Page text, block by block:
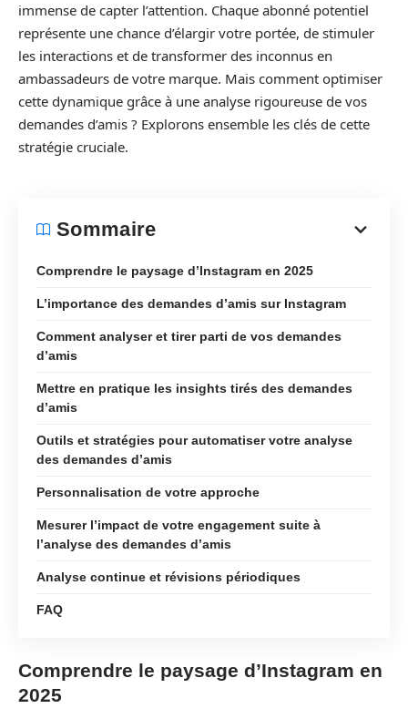
immense de capter l’attention. Chaque abonné potentiel
représente une chance d’élargir votre portée, de stimuler
les interactions et de transformer des inconnus en
ambassadeurs de votre marque. Mais comment optimiser
cette dynamique grâce à une analyse rigoureuse de vos
demandes d’amis ? Explorons ensemble les clés de cette
stratégie cruciale.
Sommaire
Comprendre le paysage d’Instagram en 2025
L’importance des demandes d’amis sur Instagram
Comment analyser et tirer parti de vos demandes
d’amis
Mettre en pratique les insights tirés des demandes
d’amis
Outils et stratégies pour automatiser votre analyse
des demandes d’amis
Personnalisation de votre approche
Mesurer l’impact de votre engagement suite à
l’analyse des demandes d’amis
Analyse continue et révisions périodiques
FAQ
Comprendre le paysage d’Instagram en
2025